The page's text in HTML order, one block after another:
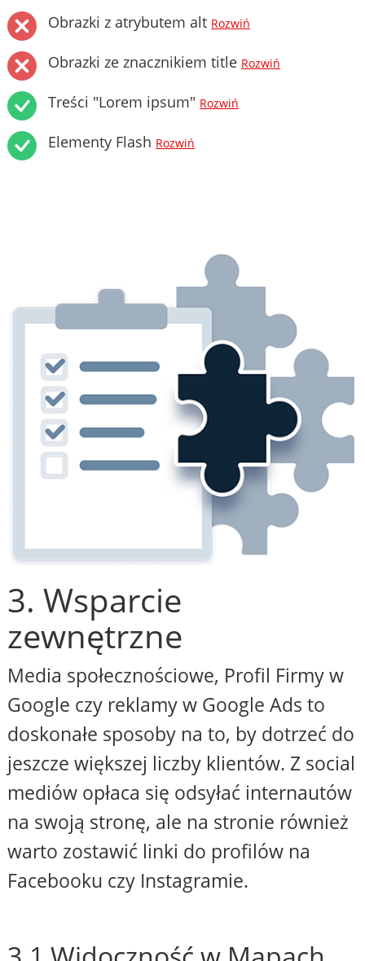
Obrazki z atrybutem alt Rozwiń
Obrazki ze znacznikiem title Rozwiń
Treści "Lorem ipsum" Rozwiń
Elementy Flash Rozwiń
3. Wsparcie
zewnętrzne
Media społecznościowe, Profil Firmy w
Google czy reklamy w Google Ads to
doskonałe sposoby na to, by dotrzeć do
jeszcze większej liczby klientów. Z social
mediów opłaca się odsyłać internautów
na swoją stronę, ale na stronie również
warto zostawić linki do profilów na
Facebooku czy Instagramie.